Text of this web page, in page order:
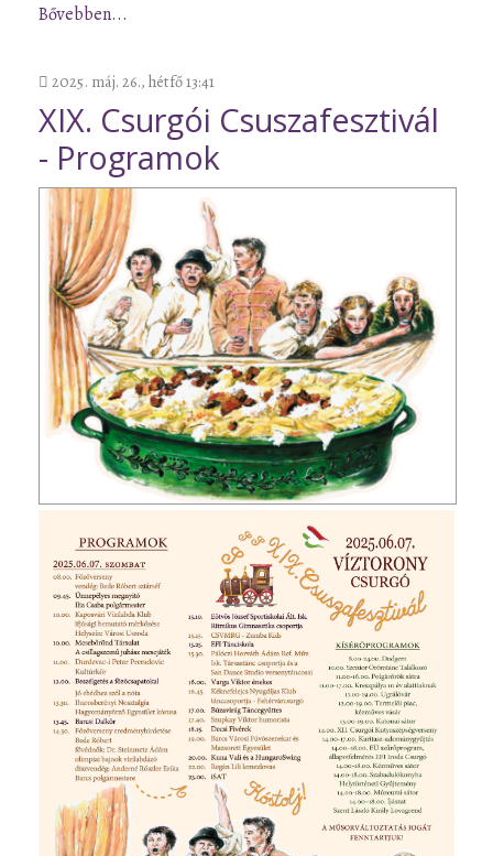
Bővebben...
2025. máj. 26., hétfő 13:41
XIX. Csurgói Csuszafesztivál
- Programok